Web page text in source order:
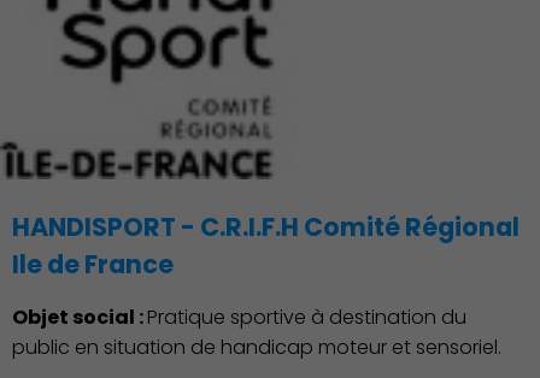
HANDISPORT - C.R.I.F.H Comité Régional
Ile de France
Objet social :Pratique sportive à destination du
public en situation de handicap moteur et sensoriel.